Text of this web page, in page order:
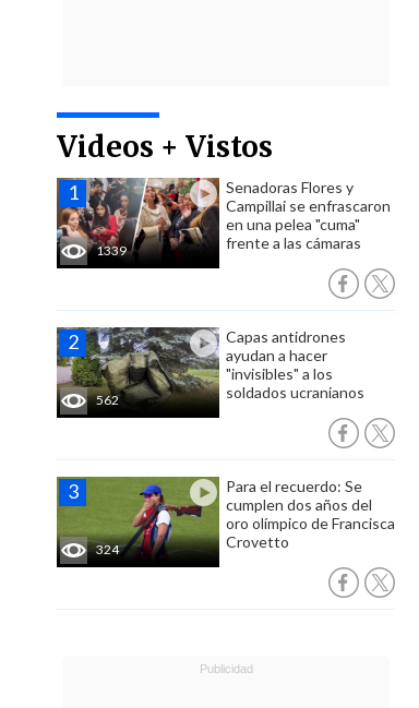
Videos + Vistos
1339
Senadoras Flores y
Campillai se enfrascaron
en una pelea "cuma"
frente a las cámaras
562
Capas antidrones
ayudan a hacer
"invisibles" a los
soldados ucranianos
324
Para el recuerdo: Se
cumplen dos años del
oro olímpico de Francisca
Crovetto